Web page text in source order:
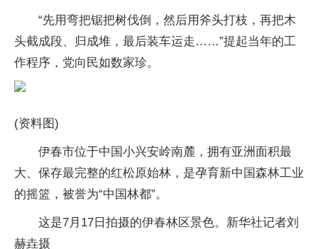
“先用弯把锯把树伐倒，然后用斧头打枝，再把木
头截成段、归成堆，最后装车运走……”提起当年的工
作程序，党向民如数家珍。
(资料图)
伊春市位于中国小兴安岭南麓，拥有亚洲面积最
大、保存最完整的红松原始林，是孕育新中国森林工业
的摇篮，被誉为“中国林都”。
这是7月17日拍摄的伊春林区景色。新华社记者刘
赫垚摄